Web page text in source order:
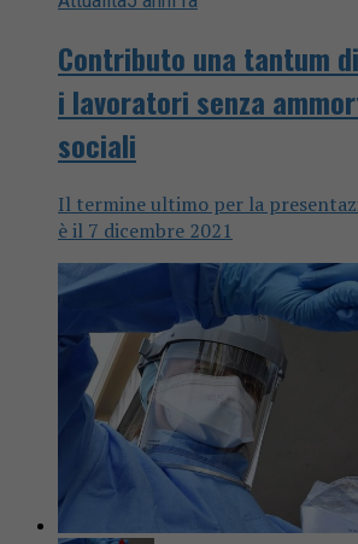
Contributo una tantum
i lavoratori senza
sociali
Il termine ultimo per la
è il 7 dicembre 2021